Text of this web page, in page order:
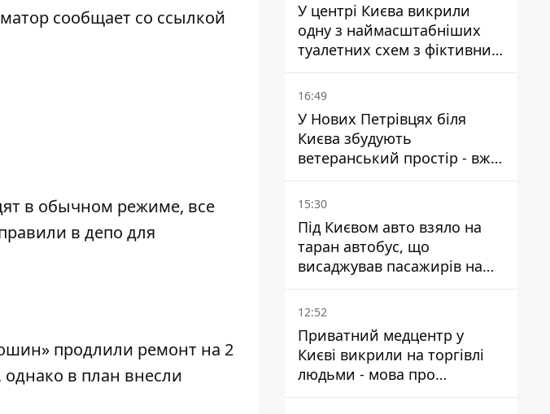
сообщает со ссылкой
в обычном режиме, все
в депо для
продлили ремонт на 2
однако в план внесли
У центрі Києва викрили
одну з наймасштабніших
туалетних схем з фіктивним
будинком
16:49
У Нових Петрівцях біля
Києва збудують
ветеранський простір - вже
знайшли проєктанта
15:30
Під Києвом авто взяло на
таран автобус, що
висаджував пасажирів на
зупинці - пасажирка в
лікарні
12:52
Приватний медцентр у
Києві викрили на торгівлі
людьми - мова про
сурогатне материнство